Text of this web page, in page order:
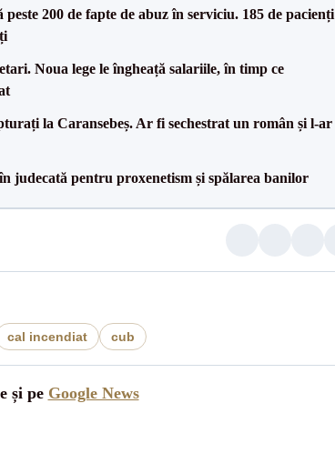
200 de fapte de abuz în serviciu. 185 de pacienți
Noua lege le îngheață salariile, în timp ce
la Caransebeș. Ar fi sechestrat un român și l-ar
judecată pentru proxenetism și spălarea banilor
cal incendiat cub
și pe Google News